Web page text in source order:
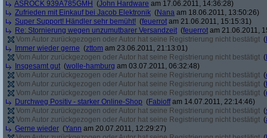
ASROCK 939A785GMH (John Hardware am 17.06.2011, 14:36:28)
Zufrieden mit Einkauf bei Jacob Elektronik (Nana am 18.06.2011, 13:50:26)
Super Support! Händler sehr bemüht! (feuerrot am 21.06.2011, 15:15:31)
Re: Stornierung wegen unzumutbarer Versandzeit (feuerrot am 21.06.2011,
Vom Autor zurückgezogen oder Autor hat seine Registrierung nicht bestätigt (
Immer wieder gerne (zttom am 23.06.2011, 21:13:01)
Vom Autor zurückgezogen oder Autor hat seine Registrierung nicht bestätigt (
Insgesamt gut (wolle-hamburg am 03.07.2011, 06:32:48)
Vom Autor zurückgezogen oder Autor hat seine Registrierung nicht bestätigt (
Vom Autor zurückgezogen oder Autor hat seine Registrierung nicht bestätigt (
Vom Autor zurückgezogen oder Autor hat seine Registrierung nicht bestätigt (
Durchweg Positiv - starker Online-Shop (Fabioffam 14.07.2011, 22:14:46)
Vom Autor zurückgezogen oder Autor hat seine Registrierung nicht bestätigt (
Vom Autor zurückgezogen oder Autor hat seine Registrierung nicht bestätigt (
Gerne wieder (Yann am 20.07.2011, 12:29:27)